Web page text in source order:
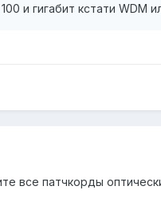
и гигабит кстати WDM
все патчкорды